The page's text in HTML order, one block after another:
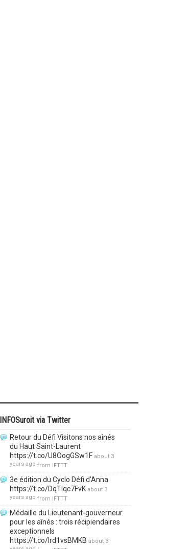
INFOSuroit via Twitter
Retour du Défi Visitons nos aînés
du Haut Saint-Laurent
https://t.co/U8OogGSw1F about 3
years ago from IFTTT
3e édition du Cyclo Défi d’Anna
https://t.co/DqTlqc7FvK about 3
years ago from IFTTT
Médaille du Lieutenant-gouverneur
pour les aînés : trois récipiendaires
exceptionnels
https://t.co/lrd1vsBMKB about 3